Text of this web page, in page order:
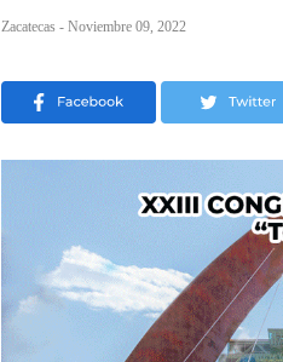
Zacatecas - Noviembre 09, 2022